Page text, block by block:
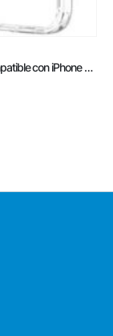
Funda Dura con Magsafe Vention KUAT0-30/ Compatible con iPhone 13 Pro/ Transparente